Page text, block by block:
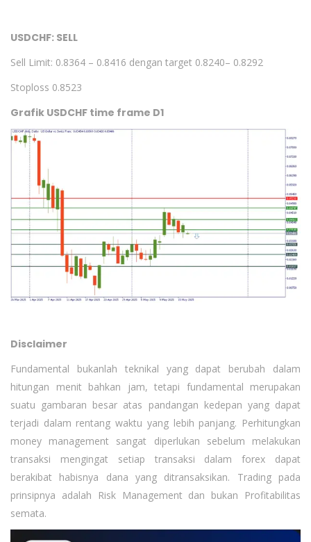
USDCHF: SELL
Sell Limit: 0.8364 – 0.8416 dengan target 0.8240– 0.8292
Stoploss 0.8523
Grafik USDCHF time frame D1
Disclaimer
Fundamental bukanlah teknikal yang dapat berubah dalam
hitungan menit bahkan jam, tetapi fundamental merupakan
suatu gambaran besar atas pandangan kedepan yang dapat
terjadi dalam rentang waktu yang lebih panjang. Perhitungkan
money management sangat diperlukan sebelum melakukan
transaksi mengingat setiap transaksi dalam forex dapat
berakibat habisnya dana yang ditransaksikan. Trading pada
prinsipnya adalah Risk Management dan bukan Profitabilitas
semata.